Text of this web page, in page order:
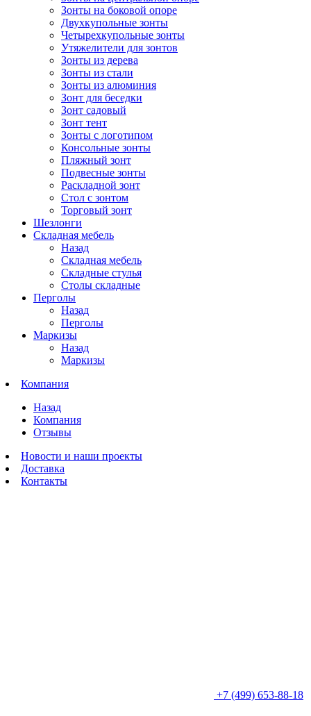
Зонты на боковой опоре
Двухкупольные зонты
Четырехкупольные зонты
Утяжелители для зонтов
Зонты из дерева
Зонты из стали
Зонты из алюминия
Зонт для беседки
Зонт садовый
Зонт тент
Зонты с логотипом
Консольные зонты
Пляжный зонт
Подвесные зонты
Раскладной зонт
Стол с зонтом
Торговый зонт
Шезлонги
Складная мебель
Назад
Складная мебель
Складные стулья
Столы складные
Перголы
Назад
Перголы
Маркизы
Назад
Маркизы
Компания
Назад
Компания
Отзывы
Новости и наши проекты
Доставка
Контакты
+7 (499) 653-88-18